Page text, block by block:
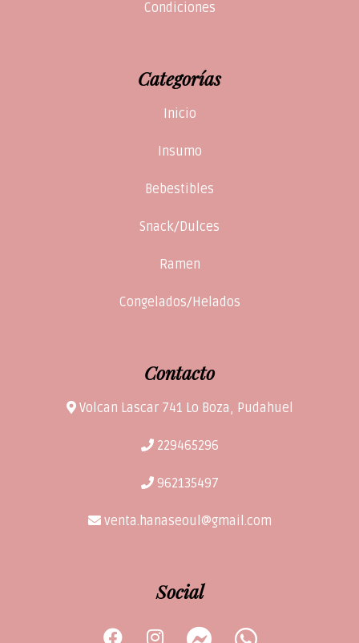
Condiciones
Categorías
Inicio
Insumo
Bebestibles
Snack/Dulces
Ramen
Congelados/Helados
Contacto
Volcan Lascar 741 Lo Boza, Pudahuel
229465296
962135497
venta.hanaseoul@gmail.com
Social